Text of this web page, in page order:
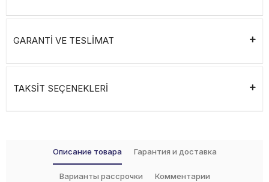
GARANTİ VE TESLİMAT
TAKSİT SEÇENEKLERİ
Описание товара Гарантия и доставка
Варианты рассрочки Комментарии